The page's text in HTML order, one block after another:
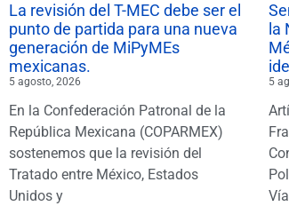
La revisión del T-MEC debe ser el
punto de partida para una nueva
generación de MiPyMEs
mexicanas.
5 agosto, 2026
En la Confederación Patronal de la
República Mexicana (COPARMEX)
sostenemos que la revisión del
Tratado entre México, Estados
Unidos y
la
5